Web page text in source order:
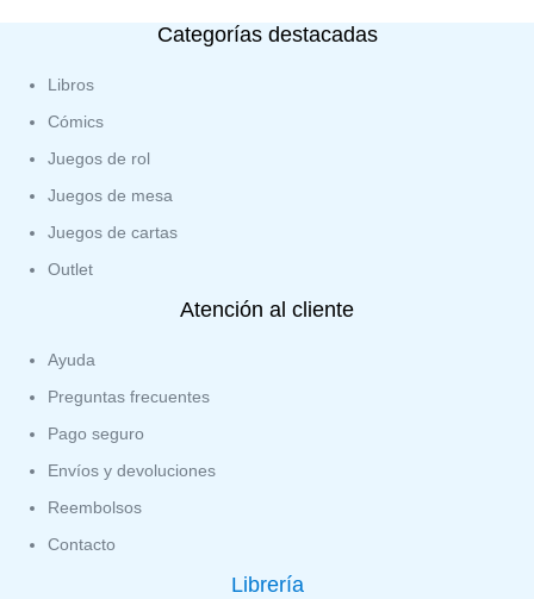
Categorías destacadas
Libros
Cómics
Juegos de rol
Juegos de mesa
Juegos de cartas
Outlet
Atención al cliente
Ayuda
Preguntas frecuentes
Pago seguro
Envíos y devoluciones
Reembolsos
Contacto
Librería